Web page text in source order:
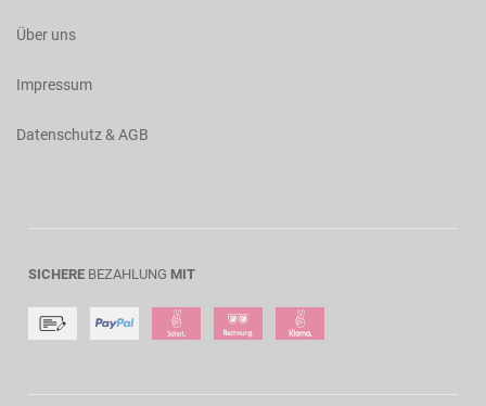
Über uns
Impressum
Datenschutz & AGB
SICHERE BEZAHLUNG MIT